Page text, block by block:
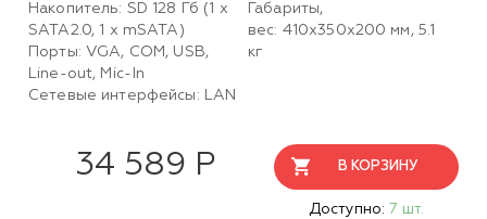
Накопитель: SD 128 Гб (1 х
SATA2.0, 1 х mSATA)
Порты: VGA, COM, USB,
Line-out, Mic-In
Сетевые интерфейсы: LAN
Габариты,
вес: 410x350х200 мм, 5.1
кг
34 589 Р В КОРЗИНУ
Доступно: 7 шт.